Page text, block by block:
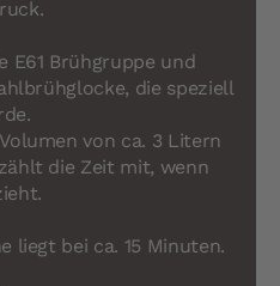
E61 Brühgruppe und
die speziell
von ca. 3 Litern
die Zeit mit, wenn
liegt bei ca. 15 Minuten.